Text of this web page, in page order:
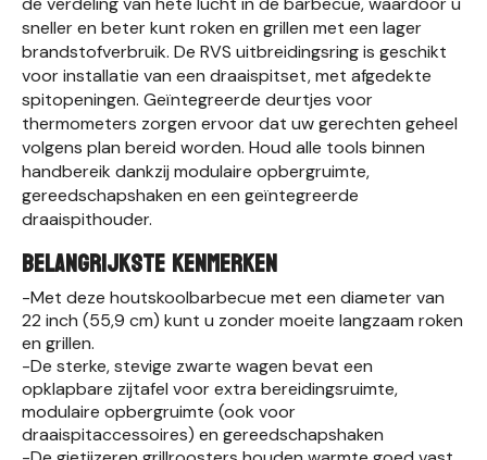
sneller en beter kunt roken en grillen met een lager
brandstofverbruik. De RVS uitbreidingsring is geschikt
voor installatie van een draaispitset, met afgedekte
spitopeningen. Geïntegreerde deurtjes voor
thermometers zorgen ervoor dat uw gerechten geheel
volgens plan bereid worden. Houd alle tools binnen
handbereik dankzij modulaire opbergruimte,
gereedschapshaken en een geïntegreerde
draaispithouder.
BELANGRIJKSTE KENMERKEN
-Met deze houtskoolbarbecue met een diameter van
22 inch (55,9 cm) kunt u zonder moeite langzaam roken
en grillen.
-De sterke, stevige zwarte wagen bevat een
opklapbare zijtafel voor extra bereidingsruimte,
modulaire opbergruimte (ook voor
draaispitaccessoires) en gereedschapshaken